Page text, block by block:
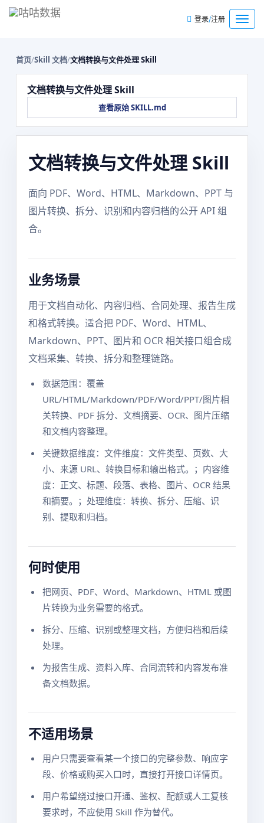
菜
单
登录/注册
首页/Skill 文档/文档转换与文件处理 Skill
文档转换与文件处理 Skill
查看原始 SKILL.md
文档转换与文件处理 Skill
面向 PDF、Word、HTML、Markdown、PPT 与
图片转换、拆分、识别和内容归档的公开 API 组
合。
业务场景
用于文档自动化、内容归档、合同处理、报告生成
和格式转换。适合把 PDF、Word、HTML、
Markdown、PPT、图片和 OCR 相关接口组合成
文档采集、转换、拆分和整理链路。
数据范围：覆盖
URL/HTML/Markdown/PDF/Word/PPT/图片相
关转换、PDF 拆分、文档摘要、OCR、图片压缩
和文档内容整理。
关键数据维度：文件维度：文件类型、页数、大
小、来源 URL、转换目标和输出格式。；内容维
度：正文、标题、段落、表格、图片、OCR 结果
和摘要。；处理维度：转换、拆分、压缩、识
别、提取和归档。
何时使用
把网页、PDF、Word、Markdown、HTML 或图
片转换为业务需要的格式。
拆分、压缩、识别或整理文档，方便归档和后续
处理。
为报告生成、资料入库、合同流转和内容发布准
备文档数据。
不适用场景
用户只需要查看某一个接口的完整参数、响应字
段、价格或购买入口时，直接打开接口详情页。
用户希望绕过接口开通、鉴权、配额或人工复核
要求时，不应使用 Skill 作为替代。